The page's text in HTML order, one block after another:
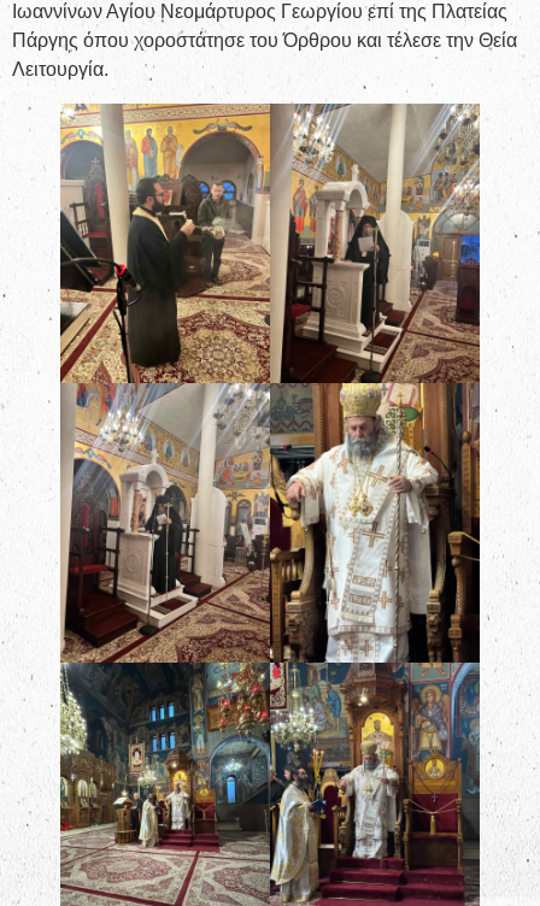
Ιωαννίνων Αγίου Νεομάρτυρος Γεωργίου επί της Πλατείας
Πάργης όπου χοροστάτησε του Όρθρου και τέλεσε την Θεία
Λειτουργία.